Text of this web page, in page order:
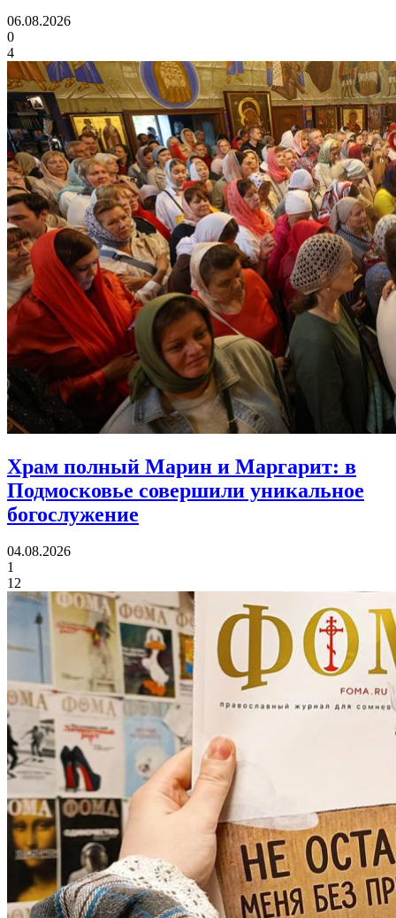
06.08.2026
0
4
Храм полный Марин и Маргарит: в
Подмосковье совершили уникальное
богослужение
04.08.2026
1
12